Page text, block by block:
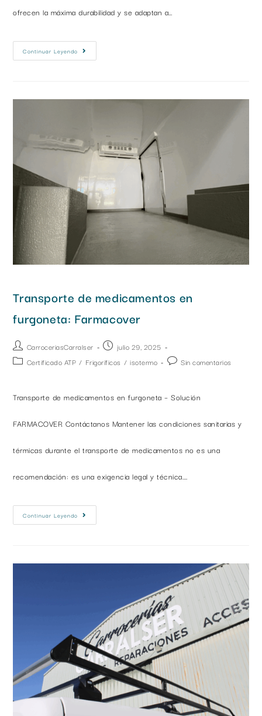
ofrecen la máxima durabilidad y se adaptan a…
Continuar Leyendo
Transporte de medicamentos en
furgoneta: Farmacover
CarroceriasCarralser
julio 29, 2025
Certificado ATP / Frigoríficos / isotermo Sin comentarios
Transporte de medicamentos en furgoneta – Solución
FARMACOVER Contáctanos Mantener las condiciones sanitarias y
térmicas durante el transporte de medicamentos no es una
recomendación: es una exigencia legal y técnica.…
Continuar Leyendo